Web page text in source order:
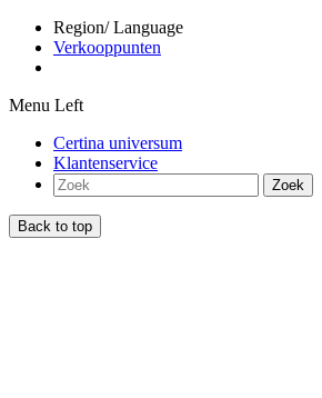
Region/ Language
Verkooppunten
Menu Left
Certina universum
Klantenservice
Zoek
Back to top